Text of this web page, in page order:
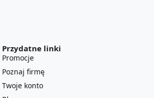
Przydatne linki
Promocje
Poznaj firmę
Twoje konto